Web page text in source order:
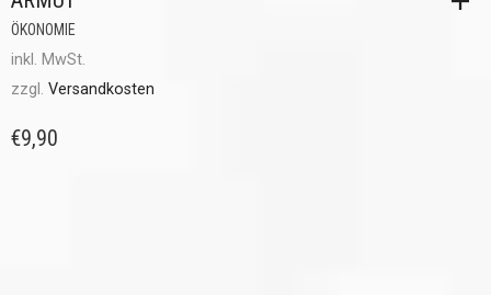
ÖKONOMIE
inkl. MwSt.
zzgl. Versandkosten
€9,90